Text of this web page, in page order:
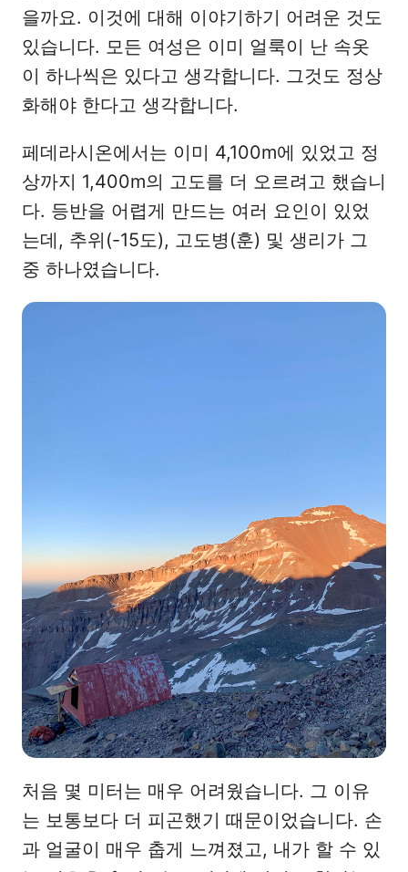
을까요. 이것에 대해 이야기하기 어려운 것도
있습니다. 모든 여성은 이미 얼룩이 난 속옷
이 하나씩은 있다고 생각합니다. 그것도 정상
화해야 한다고 생각합니다.
페데라시온에서는 이미 4,100m에 있었고 정
상까지 1,400m의 고도를 더 오르려고 했습니
다. 등반을 어렵게 만드는 여러 요인이 있었
는데, 추위(-15도), 고도병(훈) 및 생리가 그
중 하나였습니다.
처음 몇 미터는 매우 어려웠습니다. 그 이유
는 보통보다 더 피곤했기 때문이었습니다. 손
과 얼굴이 매우 춥게 느껴졌고, 내가 할 수 있